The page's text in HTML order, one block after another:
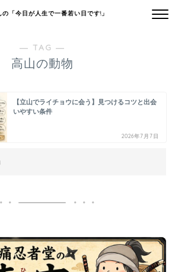
の「今日が人生で一番若い日です!」
― TAG ―
高山の動物
【立山でライチョウに会う】見つけるコツと出会
いやすい条件
2026年7月7日